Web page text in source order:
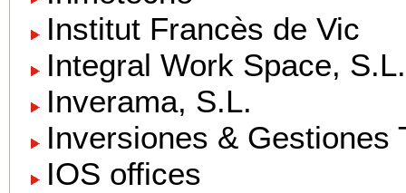
Institut Francès de Vic
Integral Work Space, S.L.
Inverama, S.L.
Inversiones & Gestiones
IOS offices